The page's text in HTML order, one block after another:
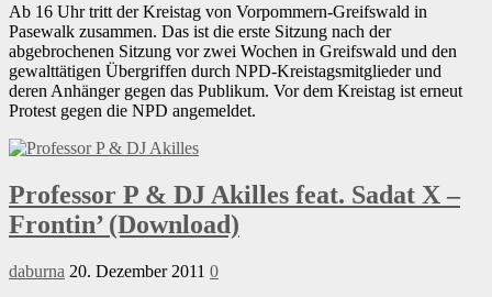
Ab 16 Uhr tritt der Kreistag von Vorpommern-Greifswald in
Pasewalk zusammen. Das ist die erste Sitzung nach der
abgebrochenen Sitzung vor zwei Wochen in Greifswald und den
gewalttätigen Übergriffen durch NPD-Kreistagsmitglieder und
deren Anhänger gegen das Publikum. Vor dem Kreistag ist erneut
Protest gegen die NPD angemeldet.
Professor P & DJ Akilles feat. Sadat X –
Frontin’ (Download)
daburna 20. Dezember 2011 0